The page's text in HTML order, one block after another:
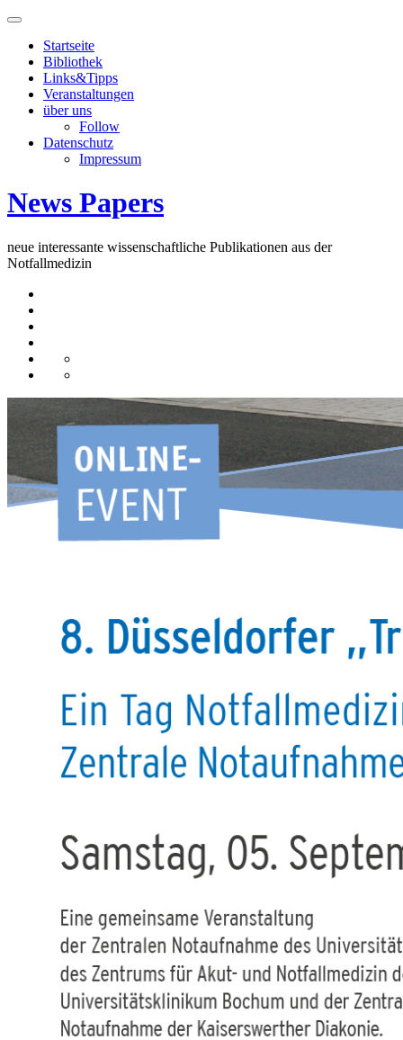
Skip
contentStartseite
Bibliothek
Links&Tipps
Veranstaltungen
über uns
Follow
Datenschutz
Impressum
News Papers
neue interessante wissenschaftliche Publikationen aus der
Notfallmedizin
über
Datenschutz